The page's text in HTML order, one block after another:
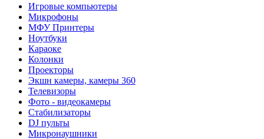
Игровые компьютеры
Микрофоны
МФУ Принтеры
Ноутбуки
Караоке
Колонки
Проекторы
Экшн камеры, камеры 360
Телевизоры
Фото - видеокамеры
Стабилизаторы
DJ пульты
Микронаушники